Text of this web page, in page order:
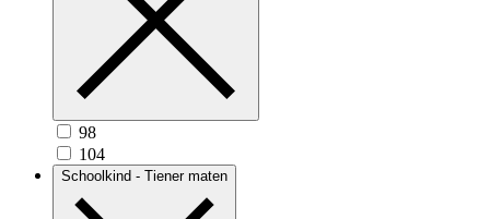
98
104
Schoolkind - Tiener maten